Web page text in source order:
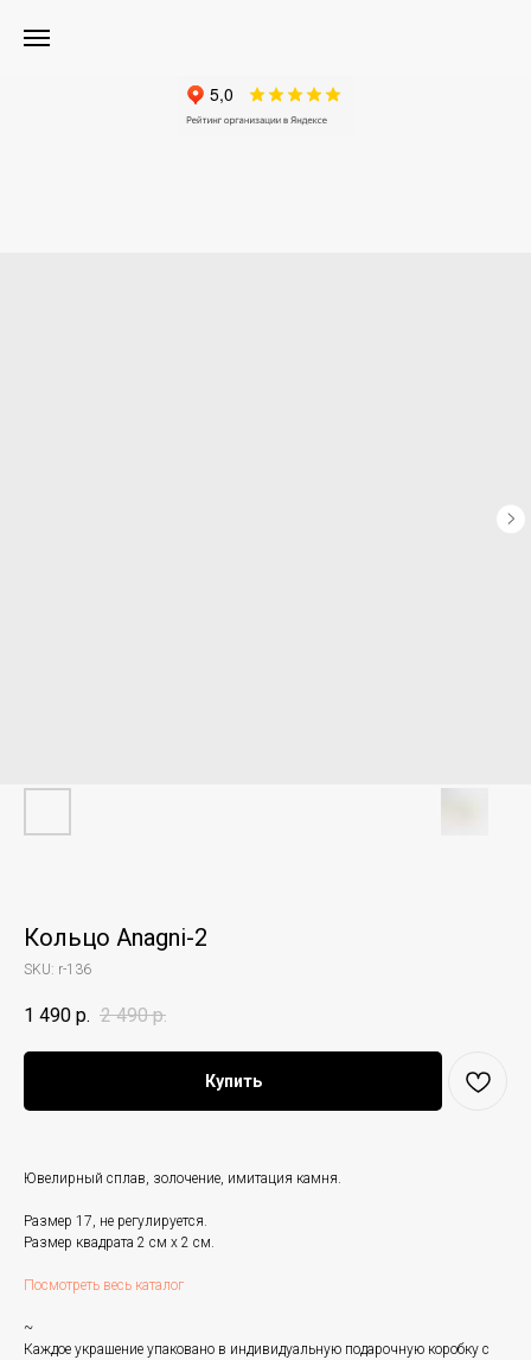
Кольцо Anagni-2
SKU: r-136
1 490 р. 2 490 р.
Купить
Ювелирный сплав, золочение, имитация камня.
Размер 17, не регулируется.
Размер квадрата 2 см х 2 см.
Посмотреть весь каталог
~
Каждое украшение упаковано в индивидуальную подарочную коробку с